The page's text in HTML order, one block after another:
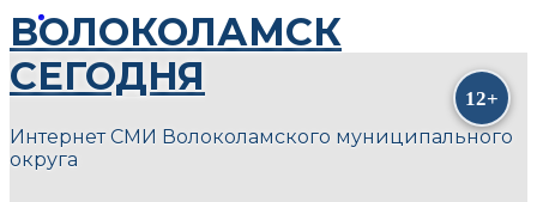
ВОЛОКОЛАМСК
СЕГОДНЯ
Интернет СМИ Волоколамского муниципального
округа